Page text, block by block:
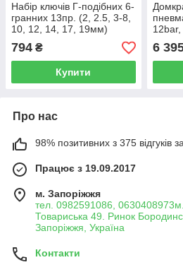
Набір ключів Г-подібних 6-
гранних 13пр. (2, 2.5, 3-8,
10, 12, 14, 17, 19мм)
Forsage F-5137
794 ₴
Купити
6
Про нас
98% позитивних з 375 відгуків
Працює з 19.09.2017
м. Запоріжжя
тел. 0982591086,
Товариська 49. Ринок
Запоріжжя, Україна
Контакти